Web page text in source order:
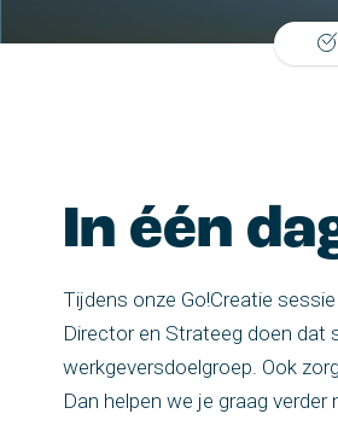
In één
Tijdens onze Go!Creatie
Director en Strateeg doen dat
werkgeversdoelgroep. Ook
Dan helpen we je graag